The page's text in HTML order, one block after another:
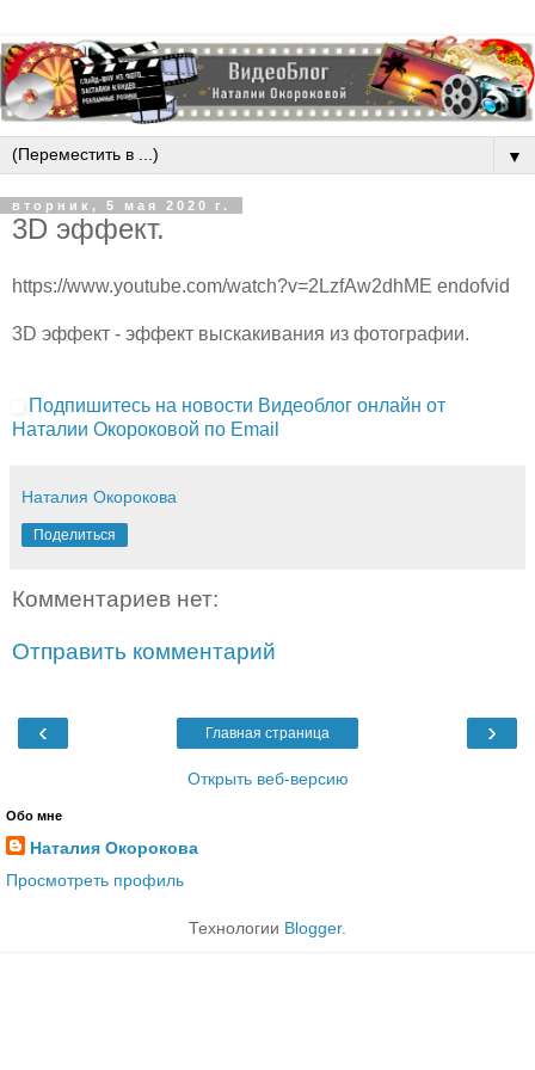
▼
вторник, 5 мая 2020 г.
3D эффект.
https://www.youtube.com/watch?v=2LzfAw2dhME endofvid
3D эффект - эффект выскакивания из фотографии.
Подпишитесь на новости Видеоблог онлайн от
Наталии Окороковой по Email
Наталия Окорокова
Поделиться
Комментариев нет:
Отправить комментарий
‹ ›
Главная страница
Открыть веб-версию
Обо мне
Наталия Окорокова
Просмотреть профиль
Технологии Blogger.